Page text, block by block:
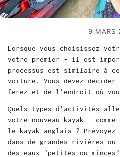
9 MARS
Lorsque vous choisissez
votre premier - il est
processus est similaire à
voiture. Vous devez décider
ferez et de l'endroit où
Quels types d'activités
votre nouveau kayak -
le kayak-anglais ?
dans de grandes rivières ou
des eaux "petites ou